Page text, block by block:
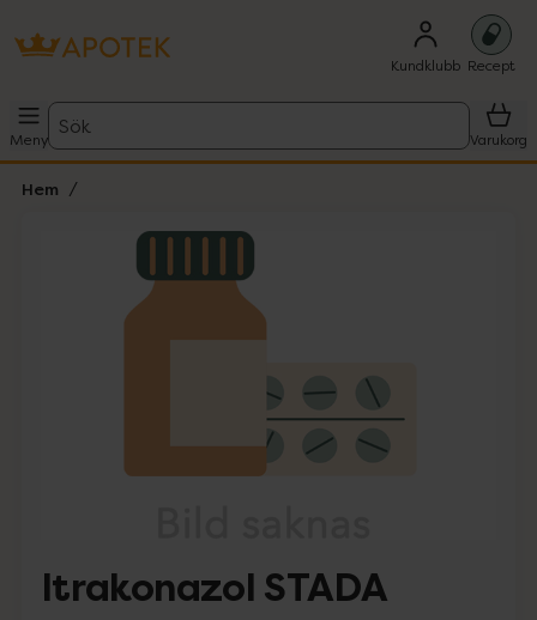
Kundklubb Recept
Meny
Sök
Varukorg
Hem
Lista: . Innehåller 1 objekt.
Itrakonazol STADA